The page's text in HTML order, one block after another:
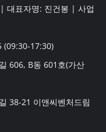
대표자명: 진건봉 | 사업
(09:30-17:30)
606, B동 601호(가산
38-21 이앤씨벤처드림